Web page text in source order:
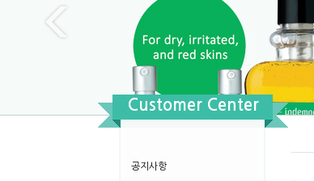
Customer Center
공지사항